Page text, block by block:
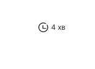
4 хв